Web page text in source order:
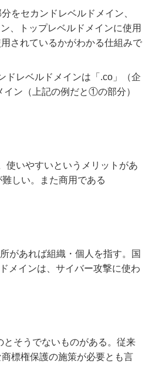
セカンドレベルドメイン、
、トップレベルドメインに使用
されているかがわかる仕組みで
ドレベルドメインは「.co」（企
ン（上記の例だと①の部分）
使いやすいというメリットがあ
しい。また商用である
があれば組織・個人を指す。国
メインは、サイバー攻撃に使わ
そうでないものがある。従来
標権保護の施策が必要とも言